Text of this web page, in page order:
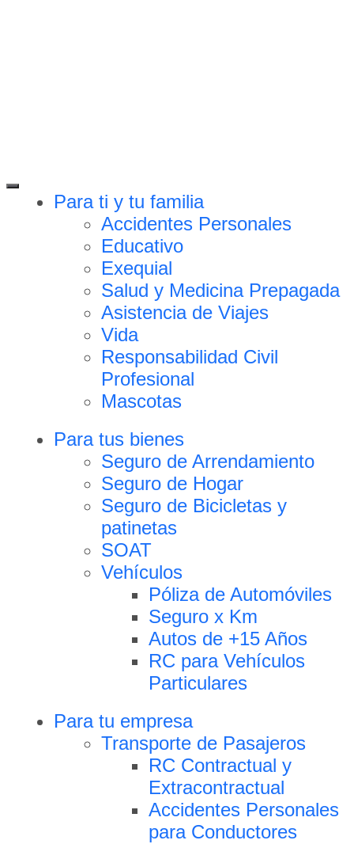
Para ti y tu familia
Accidentes Personales
Educativo
Exequial
Salud y Medicina Prepagada
Asistencia de Viajes
Vida
Responsabilidad Civil
Profesional
Mascotas
Para tus bienes
Seguro de Arrendamiento
Seguro de Hogar
Seguro de Bicicletas y
patinetas
SOAT
Vehículos
Póliza de Automóviles
Seguro x Km
Autos de +15 Años
RC para Vehículos
Particulares
Para tu empresa
Transporte de Pasajeros
RC Contractual y
Extracontractual
Accidentes Personales
para Conductores